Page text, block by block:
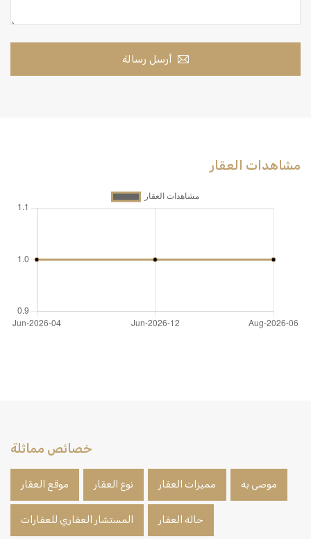
أرسل رسالة
مشاهدات العقار
خصائص مماثلة
موصى به مميزات العقار نوع العقار موقع العقار
حالة العقار المستشار العقاري للعقارات